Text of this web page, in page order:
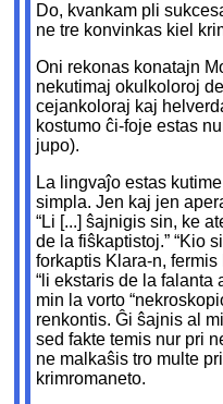
Do, kvankam pli
ne tre konvinkas kiel
Oni rekonas konatajn
nekutimaj okulkoloroj
cejankoloraj kaj
kostumo ĉi-foje estas
jupo).
La lingvaĵo estas
simpla. Jen kaj jen
“Li [...] ŝajnigis sin, ke
de la fiŝkaptistoj.” “Kio
forkaptis Klara-n,
“li ekstaris de la falanta
min la vorto
renkontis. Ĝi ŝajnis al
sed fakte temis nur pri
ne malkaŝis tro multe
krimromaneto.